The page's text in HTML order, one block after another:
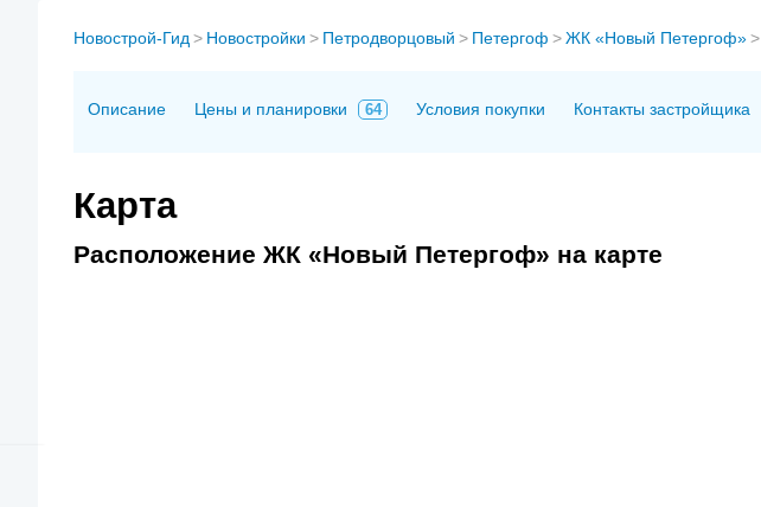
Новострой-Гид > Новостройки > Петродворцовый > Петергоф >ЖК «Новый Петергоф»>
Описание Цены и планировки 64 Условия покупки Контакты застройщика
Карта
Расположение ЖК «Новый Петергоф» на карте